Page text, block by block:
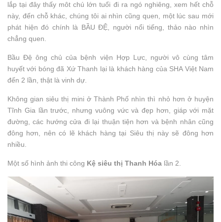
lắp tại đây thấy môt chú lớn tuổi đi ra ngó nghiêng, xem hết chỗ
này, đến chỗ khác, chúng tôi ai nhìn cũng quen, một lúc sau mới
phát hiện đó chính là BẦU ĐỆ, người nổi tiếng, thảo nào nhìn
chẳng quen.
Bầu Đệ ông chủ của bệnh viện Hợp Lực, người vô cùng tâm
huyết với bóng đã Xứ Thanh lại là khách hàng của SHA Việt Nam
đến 2 lần, thật là vinh dự.
Không gian siêu thị mini ở Thành Phố nhìn thì nhỏ hơn ở huyện
Tĩnh Gia lần trước, nhưng vuông vức và đẹp hơn, giáp với mặt
đường, các hướng cửa đi lại thuận tiện hơn và bệnh nhân cũng
đông hơn, nên có lẽ khách hàng tại Siêu thị này sẽ đông hơn
nhiều.
Một số hình ảnh thi công Kệ siêu thị Thanh Hóa lần 2.